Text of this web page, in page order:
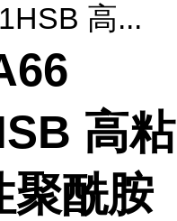
高...
高粘
聚酰胺